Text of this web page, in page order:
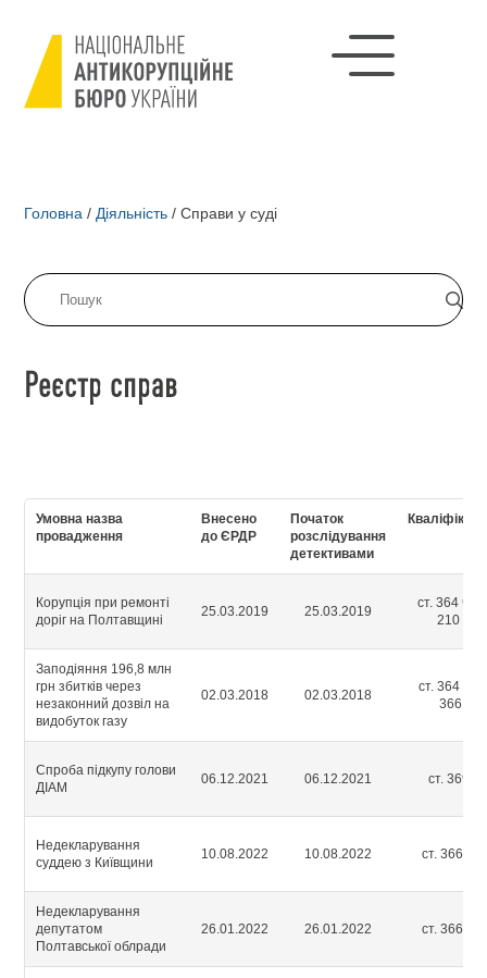
Головна / Діяльність / Справи у суді
Реєстр справ
Умовна назва
провадження
Внесено
до ЄРДР
Початок
розслідування
детективами
Корупція при ремонті
доріг на Полтавщині
25.03.2019 25.03.2019
ст. 364 ч. 2,
210 ч. 2
Заподіяння 196,8 млн
грн збитків через
незаконний дозвіл на
видобуток газу
02.03.2018 02.03.2018
ст. 364 ч.2;
366 ч.1
Спроба підкупу голови
ДІАМ
06.12.2021 06.12.2021 ст. 369 ч.
Недекларування
суддею з Київщини
10.08.2022 10.08.2022 ст. 366-2
Недекларування
депутатом
Полтавської облради
26.01.2022 26.01.2022 ст. 366-2